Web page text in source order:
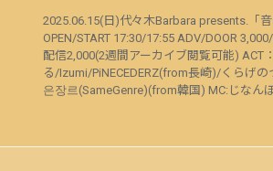
2025.06.15(日)代々木Barbara presents.「音
OPEN/START 17:30/17:55 ADV/DOOR
配信2,000(2週間アーカイブ閲覧可能) ACT
る/Izumi/PiNECEDERZ(from長崎)/くらげ
은장르(SameGenre)(from韓国) MC:じなん